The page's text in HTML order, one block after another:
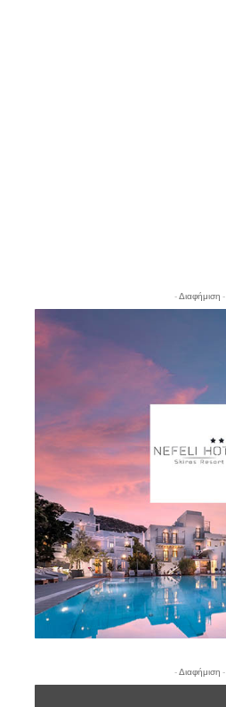
- Διαφήμιση -
- Διαφήμιση -